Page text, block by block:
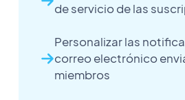
de servicio de las
Personalizar las
correo electrónico
miembros